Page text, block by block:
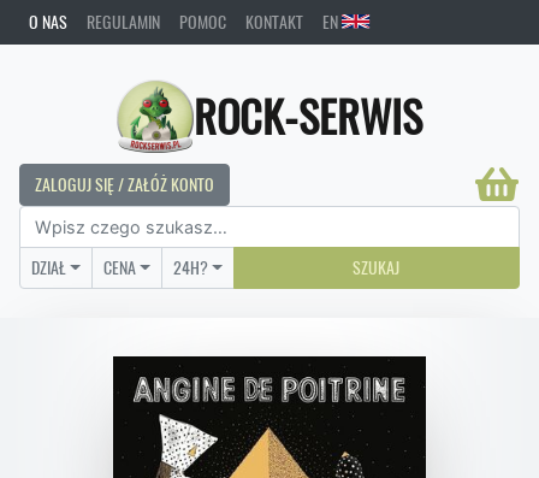
O NAS REGULAMIN POMOC KONTAKT EN
ROCK-SERWIS
ZALOGUJ SIĘ / ZAŁÓŻ KONTO
DZIAŁ CENA 24H? SZUKAJ